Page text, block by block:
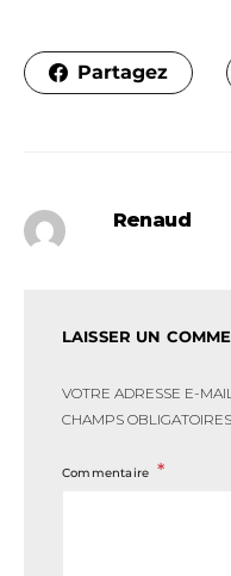
Partagez
Renaud
LAISSER UN
VOTRE ADRESSE E-
CHAMPS
Commentaire